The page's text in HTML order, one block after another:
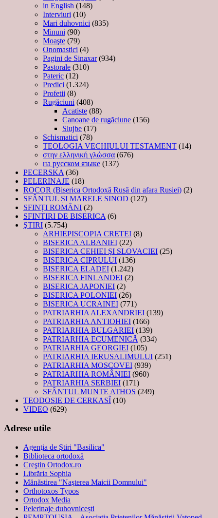
in English (148)
Interviuri (10)
Mari duhovnici (835)
Minuni (90)
Moaşte (79)
Onomastici (4)
Pagini de Sinaxar(934)
Pastorale (310)
Pateric (12)
Predici (1.324)
Profetii (8)
Rugăciuni (408)
Acatiste (88)
Canoane de rugăciune (156)
Slujbe (17)
Schismatici (78)
TEOLOGIA VECHIULUI TESTAMENT (14)
στην ελληνική γλώσσα (676)
на русском языке (137)
PECERSKA (36)
PELERINAJE (18)
ROCOR (Biserica Ortodoxă Rusă din afara Rusiei) (2)
SFÂNTUL ȘI MARELE SINOD (127)
SFINȚI ROMÂNI (2)
SFINTIRI DE BISERICA (6)
ŞTIRI (5.754)
ARHIEPISCOPIA CRETEI (8)
BISERICA ALBANIEI (22)
BISERICA CEHIEI ŞI SLOVACIEI (25)
BISERICA CIPRULUI (136)
BISERICA ELADEI (1.242)
BISERICA FINLANDEI (2)
BISERICA JAPONIEI (2)
BISERICA POLONIEI (26)
BISERICA UCRAINEI (771)
PATRIARHIA ALEXANDRIEI (139)
PATRIARHIA ANTIOHIEI (166)
PATRIARHIA BULGARIEI (139)
PATRIARHIA ECUMENICĂ (334)
PATRIARHIA GEORGIEI (105)
PATRIARHIA IERUSALIMULUI (251)
PATRIARHIA MOSCOVEI (939)
PATRIARHIA ROMÂNIEI (960)
PATRIARHIA SERBIEI (171)
SFÂNTUL MUNTE ATHOS (249)
TEODOSIE DE CERKASÎ (10)
VIDEO (629)
Adrese utile
Agenţia de Ştiri "Basilica"
Biblioteca ortodoxă
Creştin Ortodox.ro
Librăria Sophia
Mănăstirea "Naşterea Maicii Domnului"
Orthotoxos Typos
Ortodox Media
Pelerinaje duhovnicești